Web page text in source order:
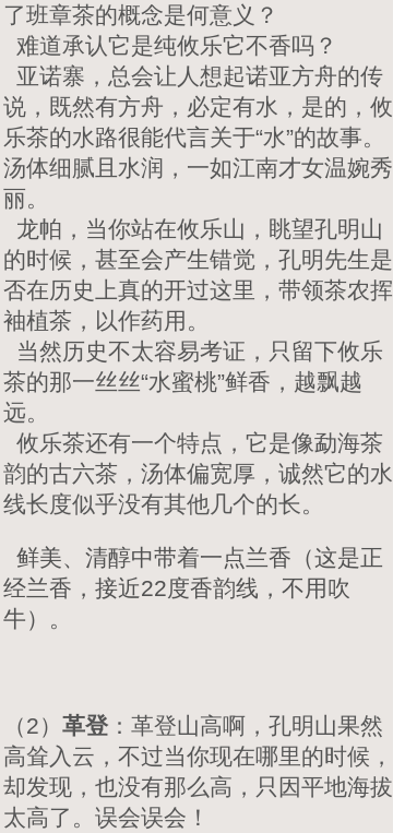
了班章茶的概念是何意义？
难道承认它是纯攸乐它不香吗？
亚诺寨，总会让人想起诺亚方舟的传
说，既然有方舟，必定有水，是的，攸
乐茶的水路很能代言关于“水”的故事。
汤体细腻且水润，一如江南才女温婉秀
丽。
龙帕，当你站在攸乐山，眺望孔明山
的时候，甚至会产生错觉，孔明先生是
否在历史上真的开过这里，带领茶农挥
袖植茶，以作药用。
当然历史不太容易考证，只留下攸乐
茶的那一丝丝“水蜜桃”鲜香，越飘越
远。
攸乐茶还有一个特点，它是像勐海茶
韵的古六茶，汤体偏宽厚，诚然它的水
线长度似乎没有其他几个的长。
鲜美、清醇中带着一点兰香（这是正
经兰香，接近22度香韵线，不用吹
牛）。
（2） 革登 ：革登山高啊，孔明山果然
高耸入云，不过当你现在哪里的时候，
却发现，也没有那么高，只因平地海拔
太高了。误会误会！